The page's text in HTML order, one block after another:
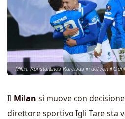
Milan, Konstantinos Karetsas in gol con il
Il Milan si muove con
direttore sportivo Igli Tare sta